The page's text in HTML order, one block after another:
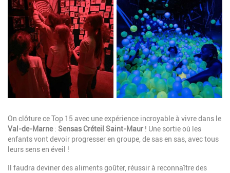
Description
On clôture ce Top 15 avec une expérience incroyable à vivre dans le
Val-de-Marne: Sensas Créteil Saint-Maur ! Une sortie où les
enfants vont devoir progresser en groupe, de sas en sas, avec tous
leurs sens en éveil !
Il faudra deviner des aliments goûter, réussir à reconnaître des